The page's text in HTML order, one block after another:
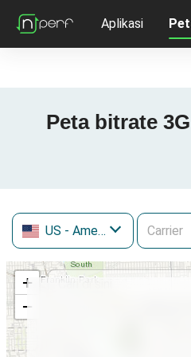
Aplikasi
Peta bitrate
US - Amerika Serikat
+
−